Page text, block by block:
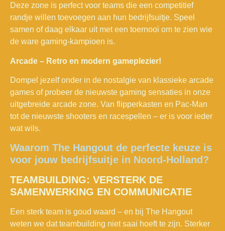
Deze zone is perfect voor teams die een competitief
randje willen toevoegen aan hun bedrijfsuitje. Speel
samen of daag elkaar uit met een toernooi om te zien wie
de ware gaming-kampioen is.
Arcade – Retro en modern gameplezier!
Dompel jezelf onder in de nostalgie van klassieke arcade
games of probeer de nieuwste gaming sensaties in onze
uitgebreide arcade zone. Van flipperkasten en Pac-Man
tot de nieuwste shooters en racespellen – er is voor ieder
wat wils.
Waarom The Hangout de perfecte keuze is
voor jouw bedrijfsuitje in Noord-Holland?
TEAMBUILDING: VERSTERK DE
SAMENWERKING EN COMMUNICATIE
Een sterk team is goud waard – en bij The Hangout
weten we dat teambuilding niet saai hoeft te zijn. Sterker